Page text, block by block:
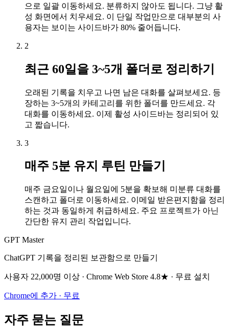
으로 일괄 이동하세요. 분류하지 않아도 됩니다. 그냥 활
성 화면에서 치우세요. 이 단일 작업만으로 대부분의 사
용자는 보이는 사이드바가 80% 줄어듭니다.
2
최근 60일을 3~5개 폴더로 정리하기
오래된 기록을 치우고 나면 남은 대화를 살펴보세요. 등
장하는 3~5개의 카테고리를 위한 폴더를 만드세요. 각
대화를 이동하세요. 이제 활성 사이드바는 정리되어 있
고 짧습니다.
3
매주 5분 유지 루틴 만들기
매주 금요일이나 월요일에 5분을 확보해 미분류 대화를
스캔하고 폴더로 이동하세요. 이메일 받은편지함을 정리
하는 것과 동일하게 취급하세요. 주요 프로젝트가 아닌
간단한 유지 관리 작업입니다.
GPT Master
ChatGPT 기록을 정리된 보관함으로 만들기
사용자 22,000명 이상 · Chrome Web Store 4.8★ · 무료 설치
Chrome에 추가 · 무료
자주 묻는 질문